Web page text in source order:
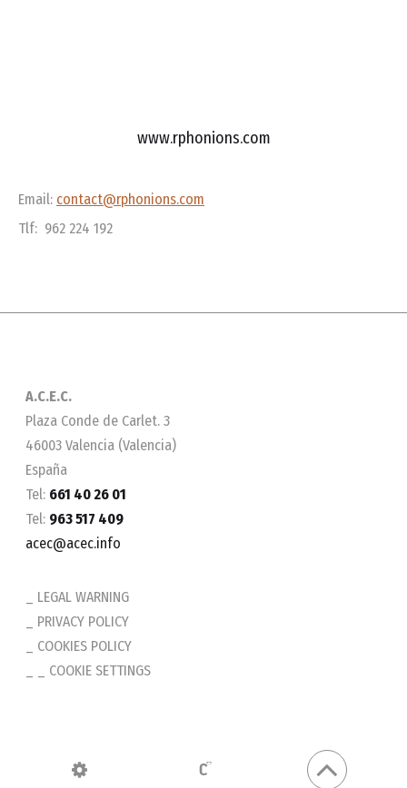
www.rphonions.com
Email: contact@rphonions.com
Tlf: 962 224 192
A.C.E.C.
Plaza Conde de Carlet. 3
46003 Valencia (Valencia)
España
Tel: 661 40 26 01
Tel: 963 517 409
acec@acec.info
LEGAL WARNING
PRIVACY POLICY
COOKIES POLICY
_ COOKIE SETTINGS